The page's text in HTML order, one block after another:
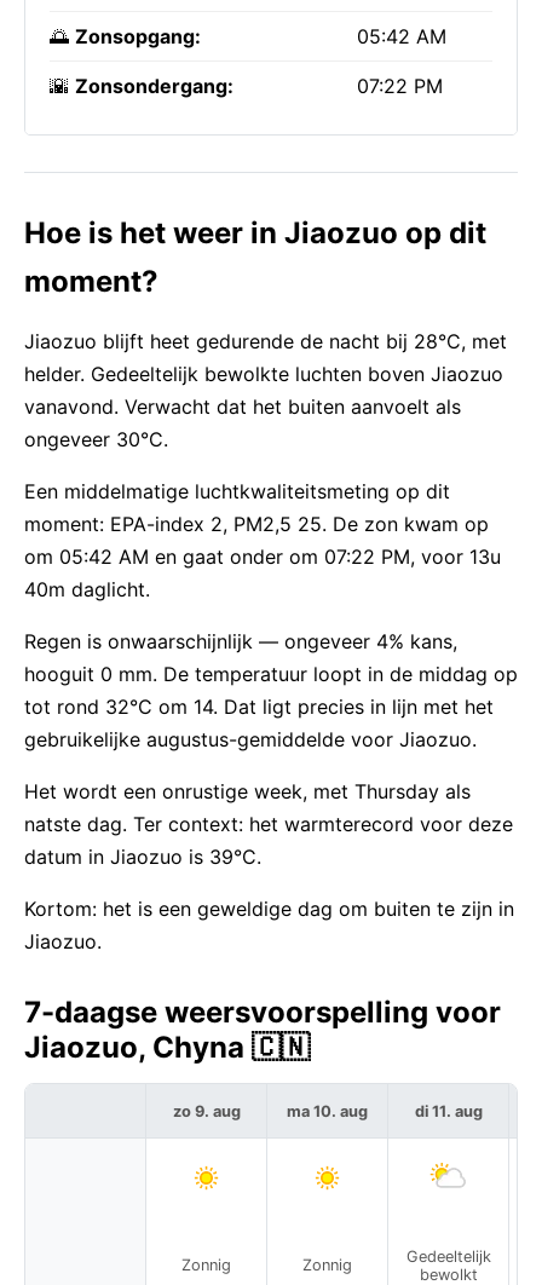
🌅 Zonsopgang: 05:42 AM
🌇 Zonsondergang: 07:22 PM
Hoe is het weer in Jiaozuo op dit
moment?
Jiaozuo blijft heet gedurende de nacht bij 28°C, met
helder. Gedeeltelijk bewolkte luchten boven Jiaozuo
vanavond. Verwacht dat het buiten aanvoelt als
ongeveer 30°C.
Een middelmatige luchtkwaliteitsmeting op dit
moment: EPA-index 2, PM2,5 25. De zon kwam op
om 05:42 AM en gaat onder om 07:22 PM, voor 13u
40m daglicht.
Regen is onwaarschijnlijk — ongeveer 4% kans,
hooguit 0 mm. De temperatuur loopt in de middag op
tot rond 32°C om 14. Dat ligt precies in lijn met het
gebruikelijke augustus-gemiddelde voor Jiaozuo.
Het wordt een onrustige week, met Thursday als
natste dag. Ter context: het warmterecord voor deze
datum in Jiaozuo is 39°C.
Kortom: het is een geweldige dag om buiten te zijn in
Jiaozuo.
7-daagse weersvoorspelling voor
Jiaozuo, Chyna 🇨🇳
zo 9. aug
Zonnig
ma 10. aug
Zonnig
di 11. aug
Gedeeltelijk
bewolkt